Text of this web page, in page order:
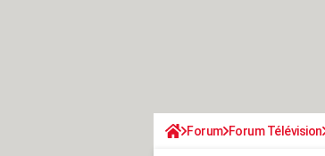
Forum Forum Télévision